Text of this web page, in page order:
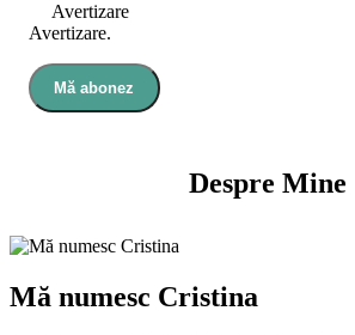
Avertizare
Avertizare.
Mă abonez
Despre Mine
Mă numesc Cristina